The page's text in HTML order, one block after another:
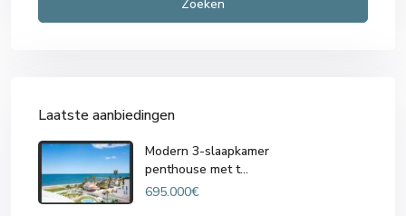
Zoeken
Laatste aanbiedingen
Modern 3-slaapkamer
penthouse met t...
695.000€